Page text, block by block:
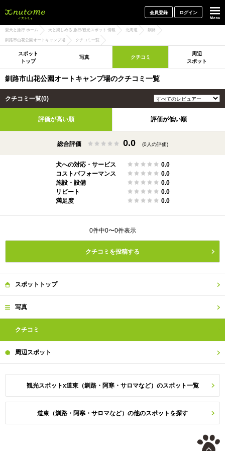
会員登録 ログイン
愛犬と旅行 ホーム 犬と楽しめる 旅行/観光スポット 情報 北海道 釧路
釧路市山花公園オートキャンプ場 クチコミ一覧
スポット
トップ
写真 クチコミ
周辺
スポット
釧路市山花公園オートキャンプ場のクチコミ一覧
クチコミ一覧(0)
評価が高い順 評価が低い順
総合評価 0.0 (0人の評価)
犬への対応・サービス
0.0
コストパフォーマンス
0.0
施設・設備
0.0
リピート
0.0
満足度
0.0
0件中0〜0件表示
クチコミを投稿する
スポット トップ
写真
クチコミ
周辺スポット
観光スポットx道東（釧路・阿寒・サロマなど）のスポット一覧
道東（釧路・阿寒・サロマなど）の他のスポットを探す